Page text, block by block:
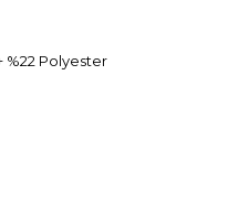
%22 Polyester